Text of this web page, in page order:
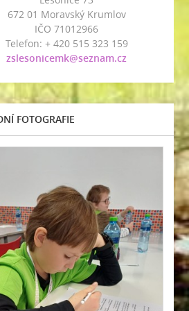
672 01 Moravský Krumlov
IČO 71012966
Telefon: + 420 515 323 159
zslesonicemk@seznam.cz
FOTOGRAFIE